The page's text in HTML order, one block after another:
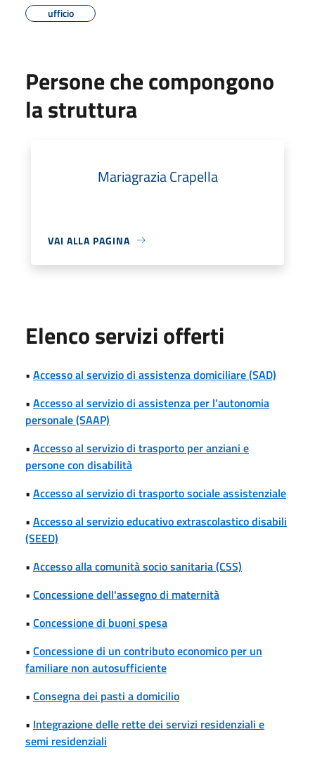
ufficio
Persone che compongono
la struttura
Mariagrazia Crapella
VAI ALLA PAGINA
Elenco servizi offerti
• Accesso al servizio di assistenza domiciliare (SAD)
• Accesso al servizio di assistenza per l’autonomia
personale (SAAP)
• Accesso al servizio di trasporto per anziani e
persone con disabilità
• Accesso al servizio di trasporto sociale assistenziale
• Accesso al servizio educativo extrascolastico disabili
(SEED)
• Accesso alla comunità socio sanitaria (CSS)
• Concessione dell'assegno di maternità
• Concessione di buoni spesa
• Concessione di un contributo economico per un
familiare non autosufficiente
• Consegna dei pasti a domicilio
• Integrazione delle rette dei servizi residenziali e
semi residenziali